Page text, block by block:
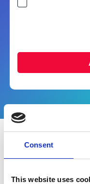
Consent
This website uses
Was
Eine stabile